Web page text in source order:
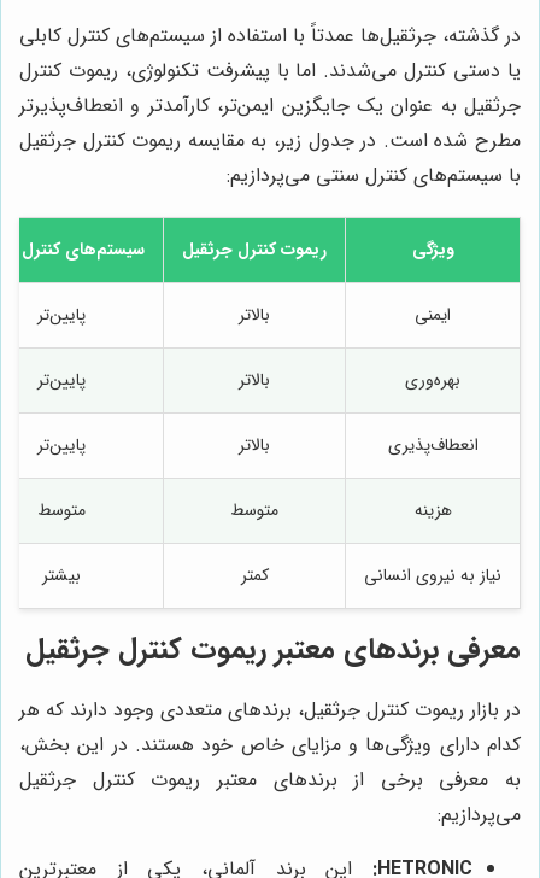
در گذشته، جرثقیل‌ها عمدتاً با استفاده از سیستم‌های کنترل کابلی
یا دستی کنترل می‌شدند. اما با پیشرفت تکنولوژی، ریموت کنترل
جرثقیل به عنوان یک جایگزین ایمن‌تر، کارآمدتر و انعطاف‌پذیرتر
مطرح شده است. در جدول زیر، به مقایسه ریموت کنترل جرثقیل
با سیستم‌های کنترل سنتی می‌پردازیم:
ویژگی ریموت کنترل جرثقیل سیستم‌های کنترل
ایمنی بالاتر پایین‌تر
بهره‌وری بالاتر پایین‌تر
انعطاف‌پذیری بالاتر پایین‌تر
هزینه متوسط متوسط
نیاز به نیروی انسانی کمتر بیشتر
معرفی برندهای معتبر ریموت کنترل جرثقیل
در بازار ریموت کنترل جرثقیل، برندهای متعددی وجود دارند که هر
کدام دارای ویژگی‌ها و مزایای خاص خود هستند. در این بخش،
به معرفی برخی از برندهای معتبر ریموت کنترل جرثقیل
می‌پردازیم:
HETRONIC:
این برند آلمانی، یکی از معتبرترین